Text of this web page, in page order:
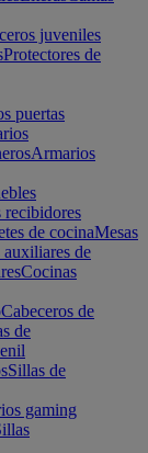
juveniles
Protectores de
puertas
Armarios
recibidores
de cocinaMesas
de
Cocinas
Cabeceros de
de
Sillas de
gaming